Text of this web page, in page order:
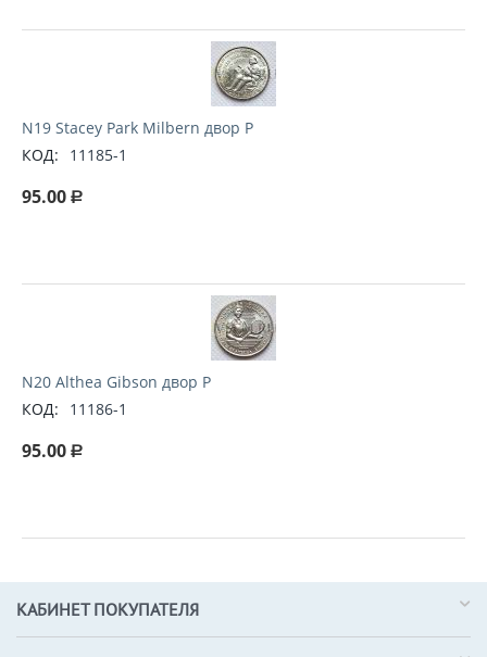
N19 Stacey Park Milbern двор P
КОД:
11185-1
95.00 Р
N20 Althea Gibson двор P
КОД:
11186-1
95.00 Р
КАБИНЕТ ПОКУПАТЕЛЯ